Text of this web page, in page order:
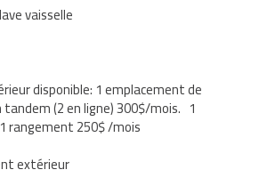
vaisselle
disponible: 1 emplacement de
(2 en ligne) 300$/mois. 1
rangement 250$ /mois
extérieur